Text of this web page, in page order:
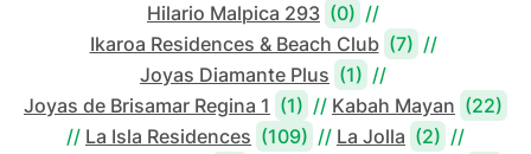
Hilario Malpica 293 (0) //
Ikaroa Residences & Beach Club (7) //
Joyas Diamante Plus (1) //
Joyas de Brisamar Regina 1 (1) // Kabah Mayan (22)
// La Isla Residences (109) // La Jolla (2) //